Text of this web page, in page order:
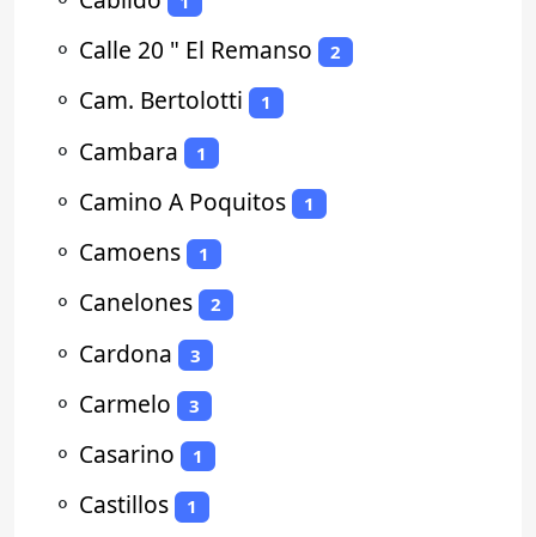
⚬ Calle 20 " El Remanso 2
⚬ Cam. Bertolotti 1
⚬ Cambara 1
⚬ Camino A Poquitos 1
⚬ Camoens 1
⚬ Canelones 2
⚬ Cardona 3
⚬ Carmelo 3
⚬ Casarino 1
⚬ Castillos 1